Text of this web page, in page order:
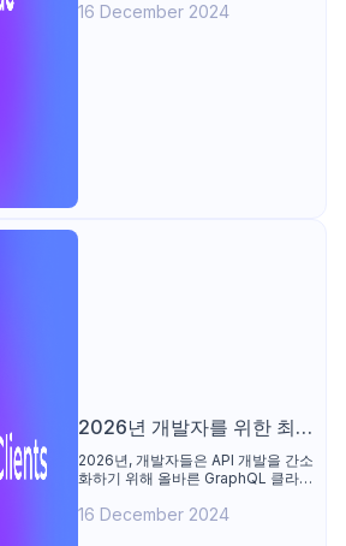
다. Postman, SwaggerHub와 같은
16 December 2024
2026년 개발자를 위한 최고
의 10개 GraphQL 클라이언
트
2026년, 개발자들은 API 개발을 간소
화하기 위해 올바른 GraphQL 클라이
고의 10개 클라이언트를 순위별로 나
16 December 2024